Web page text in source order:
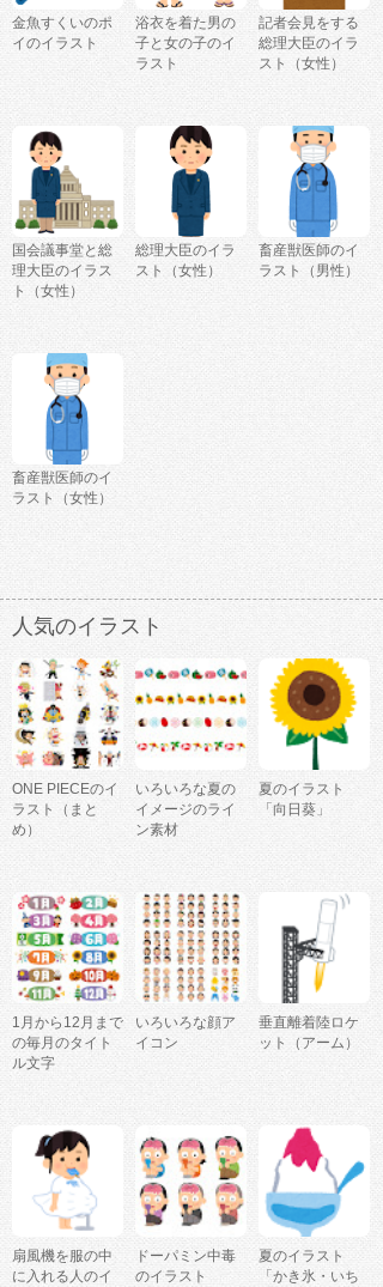
金魚すくいのポ
イのイラスト
浴衣を着た男の
子と女の子のイ
ラスト
記者会見をする
総理大臣のイラ
スト（女性）
国会議事堂と総
理大臣のイラス
ト（女性）
総理大臣のイラ
スト（女性）
畜産獣医師のイ
ラスト（男性）
畜産獣医師のイ
ラスト（女性）
人気のイラスト
ONE PIECEのイ
ラスト（まと
め）
いろいろな夏の
イメージのライ
ン素材
夏のイラスト
「向日葵」
1月から12月まで
の毎月のタイト
ル文字
いろいろな顔ア
イコン
垂直離着陸ロケ
ット（アーム）
扇風機を服の中
に入れる人のイ
ドーパミン中毒
のイラスト
夏のイラスト
「かき氷・いち